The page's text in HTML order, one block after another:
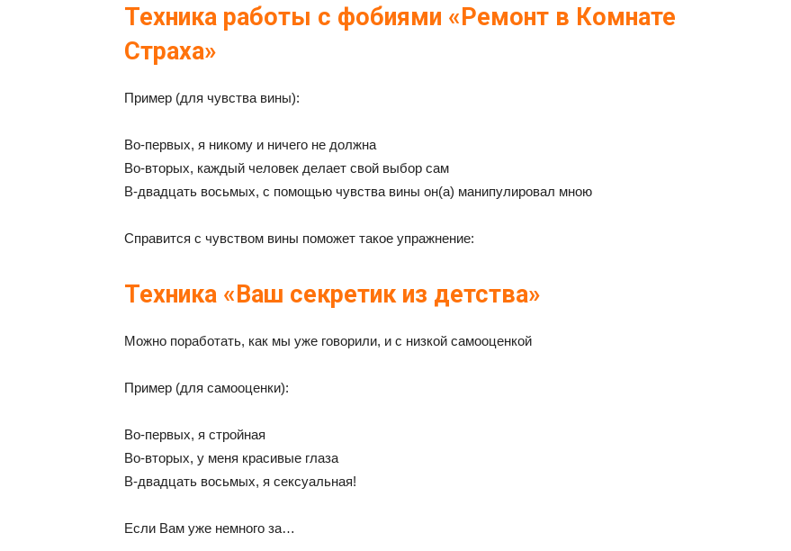
Техника работы с фобиями «Ремонт в Комнате
Страха»
Пример (для чувства вины):
Во-первых, я никому и ничего не должна
Во-вторых, каждый человек делает свой выбор сам
В-двадцать восьмых, с помощью чувства вины он(а) манипулировал мною
Справится с чувством вины поможет такое упражнение:
Техника «Ваш секретик из детства»
Можно поработать, как мы уже говорили, и с низкой самооценкой
Пример (для самооценки):
Во-первых, я стройная
Во-вторых, у меня красивые глаза
В-двадцать восьмых, я сексуальная!
Если Вам уже немного за…